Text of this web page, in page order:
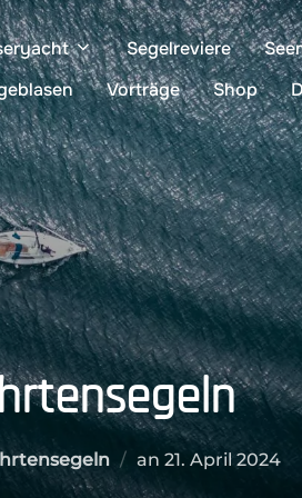
Segelreviere
Vorträge Shop
an Veröffentlicht
am
21. April 2024